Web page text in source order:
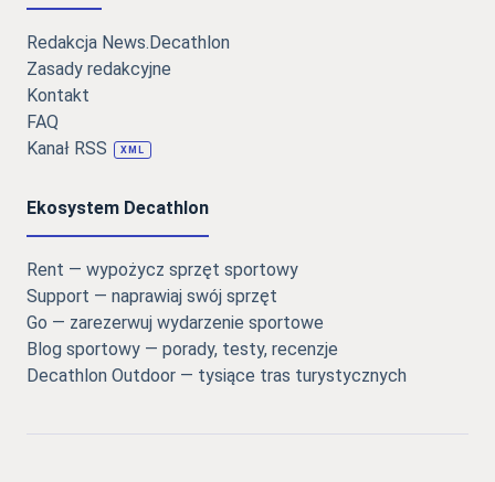
Redakcja News.Decathlon
Zasady redakcyjne
Kontakt
FAQ
Kanał RSS
XML
Ekosystem Decathlon
Rent — wypożycz sprzęt sportowy
Support — naprawiaj swój sprzęt
Go — zarezerwuj wydarzenie sportowe
Blog sportowy — porady, testy, recenzje
Decathlon Outdoor — tysiące tras turystycznych